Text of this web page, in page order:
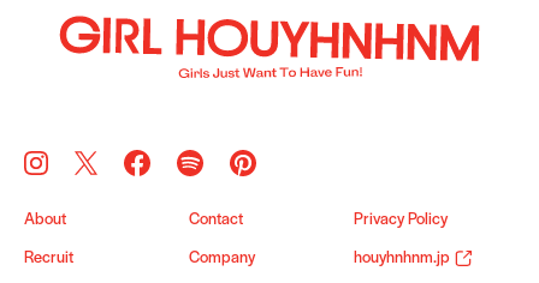
About Contact Privacy Policy
Recruit Company houyhnhnm.jp